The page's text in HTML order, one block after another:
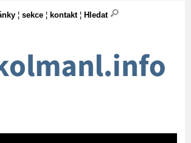
¦ sekce ¦ kontakt¦ Hledat